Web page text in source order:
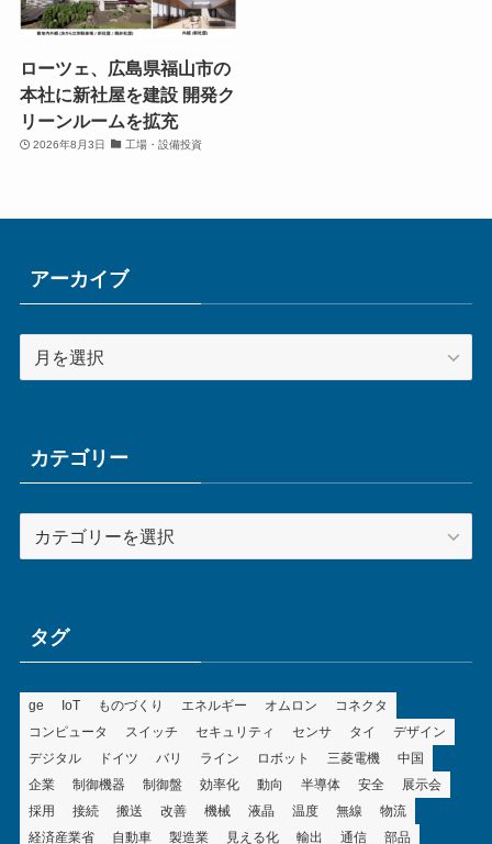
ローツェ、広島県福山市の
本社に新社屋を建設 開発ク
リーンルームを拡充
2026年8月3日 工場・設備投資
アーカイブ
ー
ブカテゴリー
テ
ータグ
ge IoT ものづくり エネルギー オムロン
コネクタ
コンピュータ
スイッチ セキュリティ センサ タイ
デザイン
デジタル
ドイツ バリ ライン ロボット 三菱電機
中国
企業
制御機器 制御盤 効率化 動向 半導体 安全
展示会
採用
接続 搬送 改善 機械 液晶 温度 無線
物流
経済産業省
自動車 製造業 見える化 輸出 通信 部品